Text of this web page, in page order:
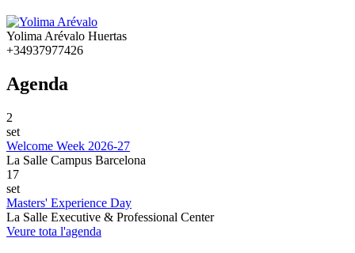
Yolima Arévalo Huertas
+34937977426
Agenda
2
set
Welcome Week 2026-27
La Salle Campus Barcelona
17
set
Masters' Experience Day
La Salle Executive & Professional Center
Veure tota l'agenda